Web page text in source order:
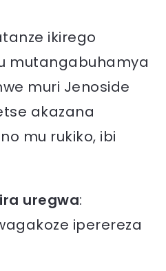
ikirego
mutangabuhamya
muri Jenoside
akazana
mu rukiko, ibi
uregwa:
iperereza